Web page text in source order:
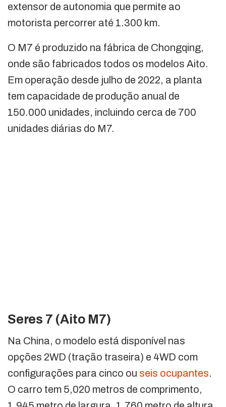
extensor de autonomia que permite ao
motorista percorrer até 1.300 km.
O M7 é produzido na fábrica de Chongqing,
onde são fabricados todos os modelos Aito.
Em operação desde julho de 2022, a planta
tem capacidade de produção anual de
150.000 unidades, incluindo cerca de 700
unidades diárias do M7.
Seres 7 (Aito M7)
Na China, o modelo está disponível nas
opções 2WD (tração traseira) e 4WD com
configurações para cinco ou seis ocupantes.
O carro tem 5,020 metros de comprimento,